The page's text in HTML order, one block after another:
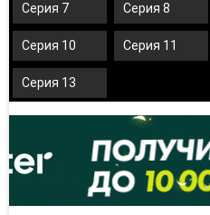
Серия 7 Серия 8
Серия 10 Серия 11
Серия 13